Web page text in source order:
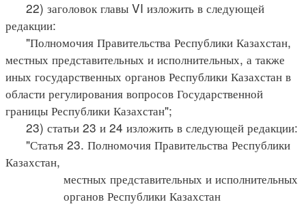
22) заголовок главы VI изложить в следующей
редакции:
"Полномочия Правительства Республики Казахстан,
местных представительных и исполнительных, а также
иных государственных органов Республики Казахстан в
области регулирования вопросов Государственной
границы Республики Казахстан";
23) статьи 23 и 24 изложить в следующей редакции:
"Статья 23. Полномочия Правительства Республики
Казахстан,
местных представительных и исполнительных
органов Республики Казахстан